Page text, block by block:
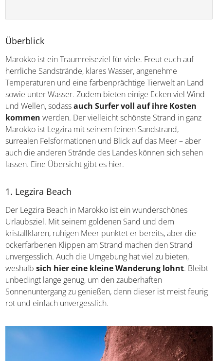
Überblick
Marokko ist ein Traumreiseziel für viele. Freut euch auf
herrliche Sandstrände, klares Wasser, angenehme
Temperaturen und eine farbenprächtige Tierwelt an Land
sowie unter Wasser. Zudem bieten einige Ecken viel Wind
und Wellen, sodassauch Surfer voll auf ihre Kosten
kommen werden. Der vielleicht schönste Strand in ganz
Marokko ist Legzira mit seinem feinen Sandstrand,
surrealen Felsformationen und Blick auf das Meer – aber
auch die anderen Strände des Landes können sich sehen
lassen. Eine Übersicht gibt es hier.
1. Legzira Beach
Der Legzira Beach in Marokko ist ein wunderschönes
Urlaubsziel. Mit seinem goldenen Sand und dem
kristallklaren, ruhigen Meer punktet er bereits, aber die
ockerfarbenen Klippen am Strand machen den Strand
unvergesslich. Auch die Umgebung hat viel zu bieten,
weshalbsich hier eine kleine Wanderung lohnt. Bleibt
unbedingt lange genug, um den zauberhaften
Sonnenuntergang zu genießen, denn dieser ist meist feurig
rot und einfach unvergesslich.